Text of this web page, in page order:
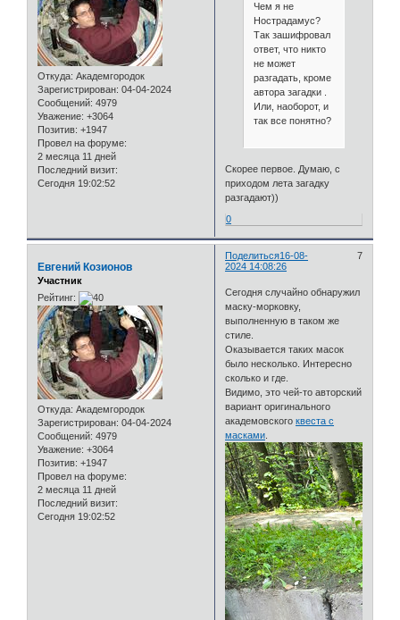
Откуда: Академгородок
Зарегистрирован: 04-04-2024
Сообщений: 4979
Уважение: +3064
Позитив: +1947
Провел на форуме:
2 месяца 11 дней
Последний визит:
Сегодня 19:02:52
Чем я не
Нострадамус?
Так зашифровал
ответ, что никто
не может
разгадать, кроме
автора загадки .
Или, наоборот, и
так все понятно?
Скорее первое. Думаю, с
приходом лета загадку
разгадают))
0
Поделиться 7
16-08-
2024 14:08:26
Евгений Козионов
Участник
Рейтинг:
Откуда: Академгородок
Зарегистрирован: 04-04-2024
Сообщений: 4979
Уважение: +3064
Позитив: +1947
Провел на форуме:
2 месяца 11 дней
Последний визит:
Сегодня 19:02:52
Сегодня случайно обнаружил
маску-морковку,
выполненную в таком же
стиле.
Оказывается таких масок
было несколько. Интересно
сколько и где.
Видимо, это чей-то авторский
вариант оригинального
академовскогоквеста с
масками.